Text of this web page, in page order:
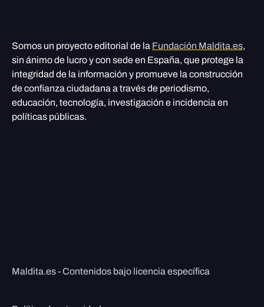
Somos un proyecto editorial de la Fundación Maldita.es,
sin ánimo de lucro y con sede en España, que protege la
integridad de la información y promueve la construcción
de confianza ciudadana a través de periodismo,
educación, tecnología, investigación e incidencia en
políticas públicas.
Maldita.es - Contenidos bajo licencia específica